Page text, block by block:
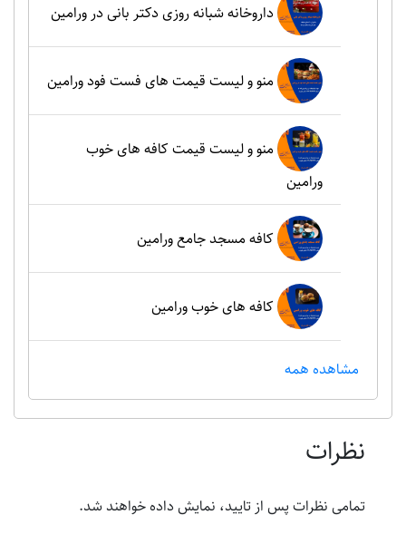
داروخانه شبانه روزی دکتر بانی در ورامین
منو و لیست قیمت های فست فود ورامین
منو و لیست قیمت کافه های خوب
ورامین
کافه مسجد جامع ورامین
کافه های خوب ورامین
مشاهده همه
نظرات
تمامی نظرات پس از تایید، نمایش داده خواهند شد.